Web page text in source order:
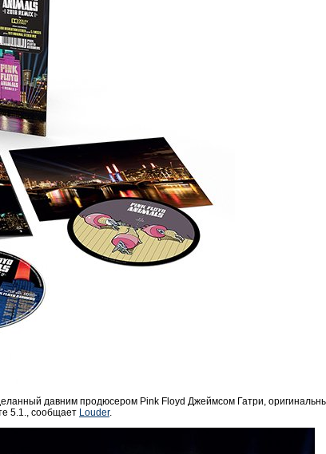
давним продюсером Pink Floyd Джеймсом Гатри,
5.1., сообщает Louder.